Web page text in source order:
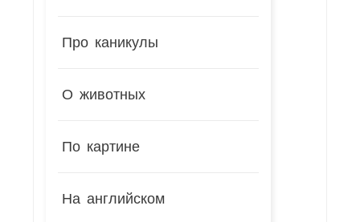
Про каникулы
О животных
По картине
На английском